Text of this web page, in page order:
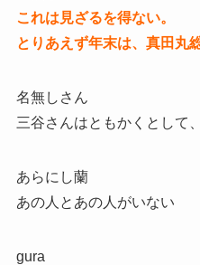
これは見ざるを得ない。
とりあえず年末は、真田丸
名無しさん
三谷さんはともかくとして
あらにし蘭
あの人とあの人がいない
gura